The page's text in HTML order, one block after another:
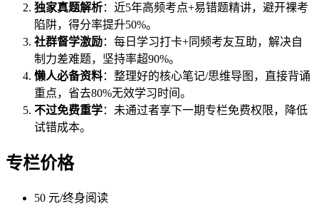
独家真题解析：近5年高频考点+易错题精讲，避开裸考
陷阱，得分率提升50%。
社群督学激励：每日学习打卡+同频考友互助，解决自
制力差难题，坚持率超90%。
懒人必备资料：整理好的核心笔记/思维导图，直接背诵
重点，省去80%无效学习时间。
不过免费重学：未通过者享下一期专栏免费权限，降低
试错成本。
专栏价格
50 元/终身阅读